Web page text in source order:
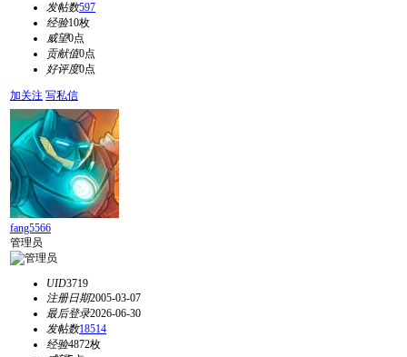
发帖数597
经验10枚
威望0点
贡献值0点
好评度0点
加关注 写私信
fang5566
管理员
UID3719
注册日期2005-03-07
最后登录2026-06-30
发帖数18514
经验4872枚